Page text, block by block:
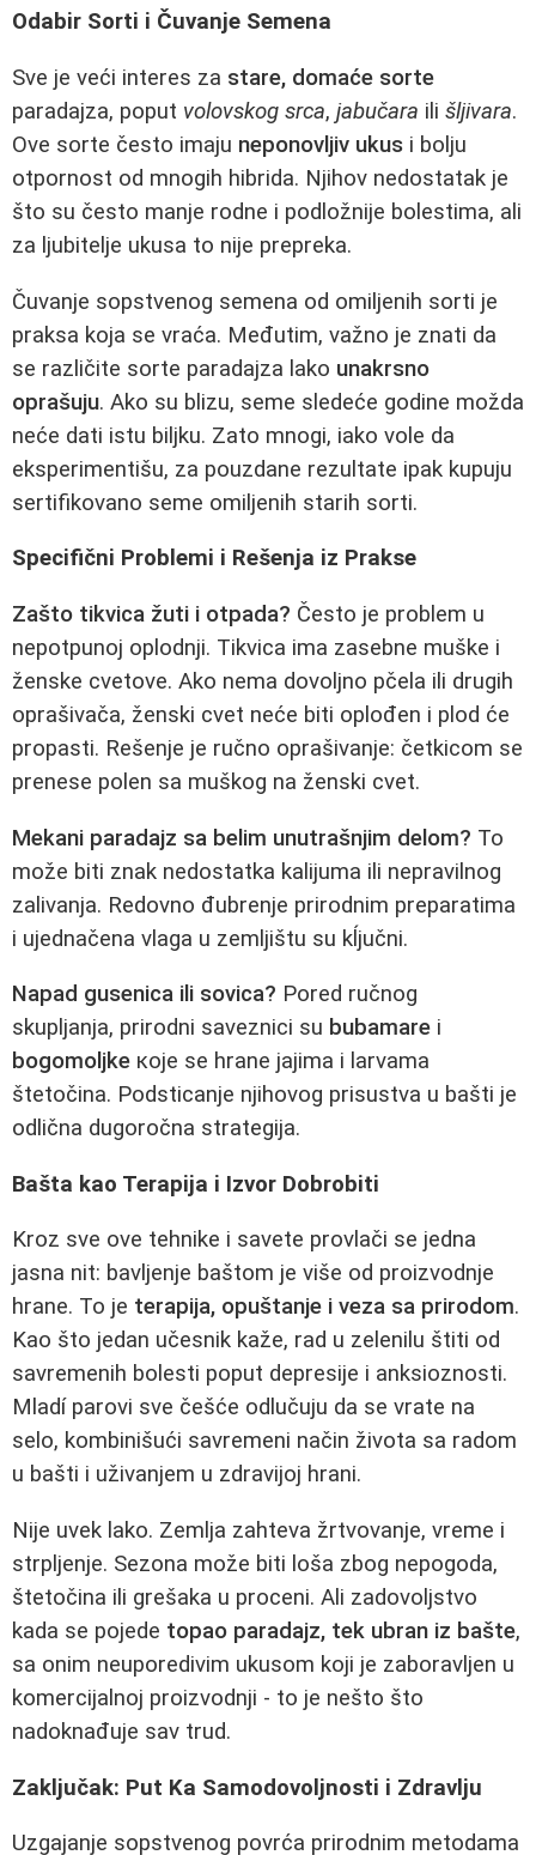
Odabir Sorti i Čuvanje Semena
Sve je veći interes za stare, domaće sorte
paradajza, poput volovskog srca, jabučara ili šljivara.
Ove sorte često imaju neponovljiv ukus i bolju
otpornost od mnogih hibrida. Njihov nedostatak je
što su često manje rodne i podložnije bolestima, ali
za ljubitelje ukusa to nije prepreka.
Čuvanje sopstvenog semena od omiljenih sorti je
praksa koja se vraća. Međutim, važno je znati da
se različite sorte paradajza lako unakrsno
oprašuju. Ako su blizu, seme sledeće godine možda
neće dati istu biljku. Zato mnogi, iako vole da
eksperimentišu, za pouzdane rezultate ipak kupuju
sertifikovano seme omiljenih starih sorti.
Specifični Problemi i Rešenja iz Prakse
Zašto tikvica žuti i otpada? Često je problem u
nepotpunoj oplodnji. Tikvica ima zasebne muške i
ženske cvetove. Ako nema dovoljno pčela ili drugih
oprašivača, ženski cvet neće biti oplođen i plod će
propasti. Rešenje je ručno oprašivanje: četkicom se
prenese polen sa muškog na ženski cvet.
Mekani paradajz sa belim unutrašnjim delom? To
može biti znak nedostatka kalijuma ili nepravilnog
zalivanja. Redovno đubrenje prirodnim preparatima
i ujednačena vlaga u zemljištu su kĺjučni.
Napad gusenica ili sovica? Pored ručnog
skupljanja, prirodni saveznici su bubamare i
bogomoljke које se hrane jajima i larvama
štetočina. Podsticanje njihovog prisustva u bašti je
odlična dugoročna strategija.
Bašta kao Terapija i Izvor Dobrobiti
Kroz sve ove tehnike i savete provlači se jedna
jasna nit: bavljenje baštom je više od proizvodnje
hrane. To je terapija, opuštanje i veza sa prirodom.
Kao što jedan učesnik kaže, rad u zelenilu štiti od
savremenih bolesti poput depresije i anksioznosti.
Mladí parovi sve češće odlučuju da se vrate na
selo, kombinišući savremeni način života sa radom
u bašti i uživanjem u zdravijoj hrani.
Nije uvek lako. Zemlja zahteva žrtvovanje, vreme i
strpljenje. Sezona može biti loša zbog nepogoda,
štetočina ili grešaka u proceni. Ali zadovoljstvo
kada se pojede topao paradajz, tek ubran iz bašte,
sa onim neuporedivim ukusom koji je zaboravljen u
komercijalnoj proizvodnji - to je nešto što
nadoknađuje sav trud.
Zaključak: Put Ka Samodovoljnosti i Zdravlju
Uzgajanje sopstvenog povrća prirodnim metodama